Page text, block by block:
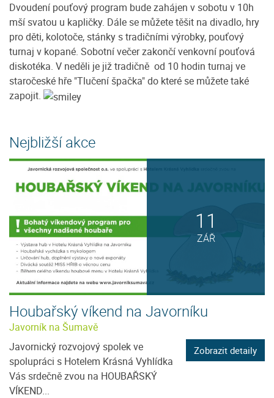
Dvoudení pouťový program bude zahájen v sobotu v 10h
mší svatou u kapličky. Dále se můžete těšit na divadlo, hry
pro děti, kolotoče, stánky s tradičními výrobky, pouťový
turnaj v kopané. Sobotní večer zakončí venkovní pouťová
diskotéka. V neděli je již tradičně od 10 hodin turnaj ve
staročeské hře "Tlučení špačka" do které se můžete také
zapojit.
Nejbližší akce
11
ZÁŘ
Houbařský víkend na Javorníku
Javorník na Šumavě
Javornický rozvojový spolek ve
spolupráci s Hotelem Krásná Vyhlídka
Vás srdečně zvou na HOUBAŘSKÝ
VÍKEND...
Zobrazit detaily